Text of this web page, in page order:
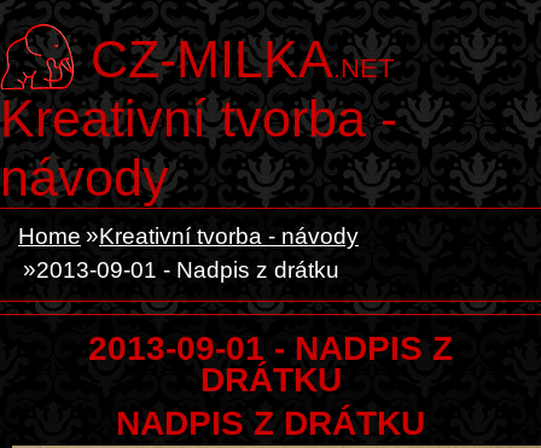
CZ-MILKA.NET
Kreativní tvorba -
návody
Home
Kreativní tvorba - návody
2013-09-01 - Nadpis z drátku
2013-09-01 - NADPIS Z
DRÁTKU
NADPIS Z DRÁTKU